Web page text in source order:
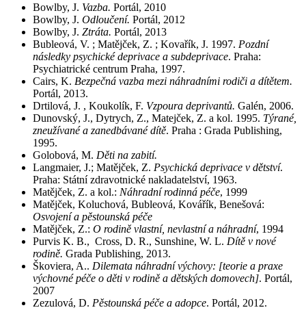
Bowlby, J. Vazba. Portál, 2010
Bowlby, J. Odloučení. Portál, 2012
Bowlby, J. Ztráta. Portál, 2013
Bubleová, V. ; Matějček, Z. ; Kovařík, J. 1997. Pozdní
následky psychické deprivace a subdeprivace. Praha:
Psychiatrické centrum Praha, 1997.
Cairs, K. Bezpečná vazba mezi náhradními rodiči a dítětem.
Portál, 2013.
Drtilová, J. , Koukolík, F. Vzpoura deprivantů. Galén, 2006.
Dunovský, J., Dytrych, Z., Matejček, Z. a kol. 1995. Týrané,
zneužívané a zanedbávané dítě. Praha : Grada Publishing,
1995.
Golobová, M. Děti na zabití.
Langmaier, J.; Matějček, Z. Psychická deprivace v dětství.
Praha: Státní zdravotnické nakladatelství, 1963.
Matějček, Z. a kol.: Náhradní rodinná péče, 1999
Matějček, Koluchová, Bubleová, Kovářík, Benešová:
Osvojení a pěstounská péče
Matějček, Z.: O rodině vlastní, nevlastní a náhradní, 1994
Purvis K. B., Cross, D. R., Sunshine, W. L. Dítě v nové
rodině. Grada Publishing, 2013.
Škoviera, A.. Dilemata náhradní výchovy: [teorie a praxe
výchovné péče o děti v rodině a dětských domovech]. Portál,
2007
Zezulová, D. Pěstounská péče a adopce. Portál, 2012.